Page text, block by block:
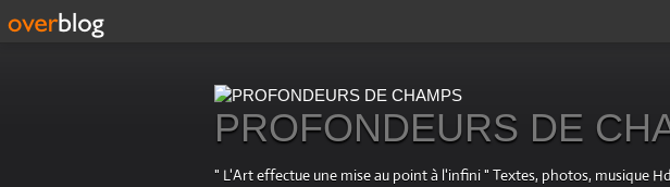
PROFONDEURS DE
" L'Art effectue une mise au point à l'infini " Textes, photos, musique